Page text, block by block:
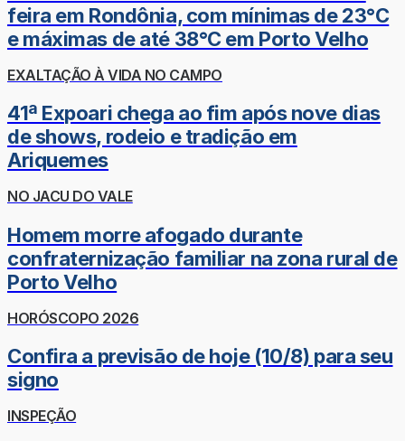
feira em Rondônia, com mínimas de 23°C
e máximas de até 38°C em Porto Velho
EXALTAÇÃO À VIDA NO CAMPO
41ª Expoari chega ao fim após nove dias
de shows, rodeio e tradição em
Ariquemes
NO JACU DO VALE
Homem morre afogado durante
confraternização familiar na zona rural de
Porto Velho
HORÓSCOPO 2026
Confira a previsão de hoje (10/8) para seu
signo
INSPEÇÃO